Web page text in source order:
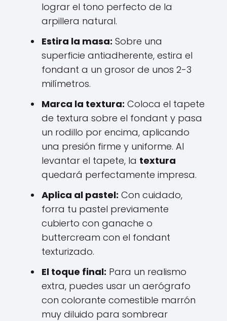
lograr el tono perfecto de la
arpillera natural.
Estira la masa: Sobre una
superficie antiadherente, estira el
fondant a un grosor de unos 2-3
milímetros.
Marca la textura: Coloca el tapete
de textura sobre el fondant y pasa
un rodillo por encima, aplicando
una presión firme y uniforme. Al
levantar el tapete, la textura
quedará perfectamente impresa.
Aplica al pastel: Con cuidado,
forra tu pastel previamente
cubierto con ganache o
buttercream con el fondant
texturizado.
El toque final: Para un realismo
extra, puedes usar un aerógrafo
con colorante comestible marrón
muy diluido para sombrear